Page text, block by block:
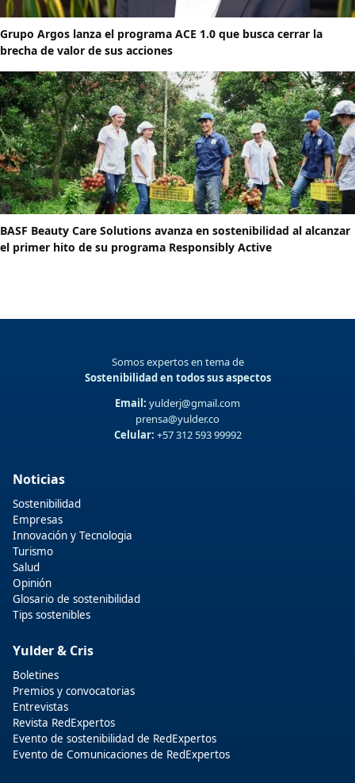
Grupo Argos lanza el programa ACE 1.0 que busca cerrar la
brecha de valor de sus acciones
BASF Beauty Care Solutions avanza en sostenibilidad al alcanzar
el primer hito de su programa Responsibly Active
Somos expertos en tema de
Sostenibilidad en todos sus aspectos
Email: yulderj@gmail.com
prensa@yulder.co
Celular: +57 312 593 99992
Noticias
Sostenibilidad
Empresas
Innovación y Tecnologia
Turismo
Salud
Opinión
Glosario de sostenibilidad
Tips sostenibles
Yulder & Cris
Boletines
Premios y convocatorias
Entrevistas
Revista RedExpertos
Evento de sostenibilidad de RedExpertos
Evento de Comunicaciones de RedExpertos